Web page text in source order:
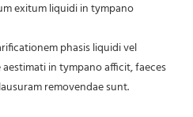
in tympano afficit, faeces
removendae sunt.